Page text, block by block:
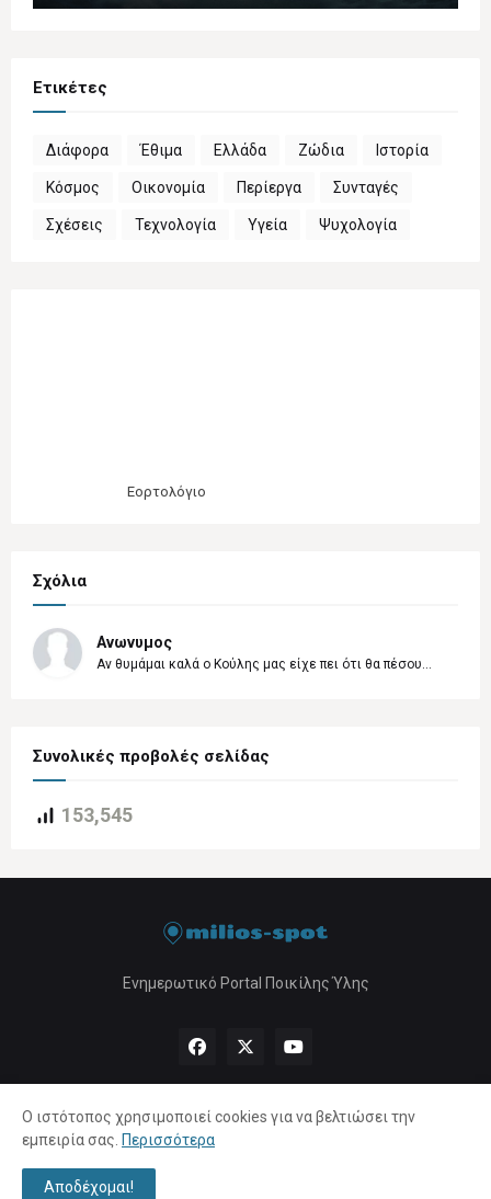
Ετικέτες
Διάφορα Έθιμα Ελλάδα Ζώδια Ιστορία
Κόσμος Οικονομία Περίεργα Συνταγές
Σχέσεις Τεχνολογία Υγεία Ψυχολογία
Εορτολόγιο
Σχόλια
Ανωνυμος
Αν θυμάμαι καλά ο Κούλης μας είχε πει ότι θα πέσου...
Συνολικές προβολές σελίδας
153,545
Ενημερωτικό Portal Ποικίλης Ύλης
Αρχική About Us Πολιτική Απορρήτου
Ο ιστότοπος χρησιμοποιεί cookies για να βελτιώσει την
εμπειρία σας. Περισσότερα
Αποδέχομαι!